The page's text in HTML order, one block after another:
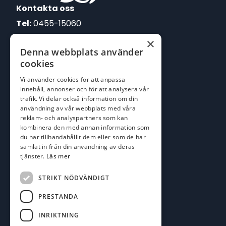
Kontakta oss
Tel:0455-15060
E-post:
johan@batofiske.se
kim@batofiske.se
Adress
Karlskrona Båt & Fiske AB
Lallerstedts gata 4
371 54 Karlskrona
Följ oss
Facebook
×
Denna webbplats använder
cookies
Vi använder cookies för att anpassa
innehåll, annonser och för att analysera vår
trafik. Vi delar också information om din
användning av vår webbplats med våra
reklam- och analyspartners som kan
kombinera den med annan information som
du har tillhandahållit dem eller som de har
samlat in från din användning av deras
tjänster. Läs mer
STRIKT NÖDVÄNDIGT
PRESTANDA
INRIKTNING